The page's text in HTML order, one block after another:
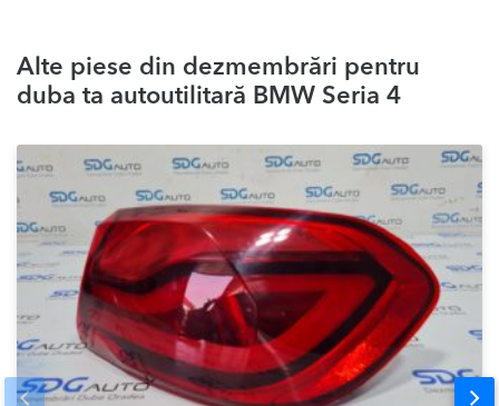
Alte piese din dezmembrări pentru
duba ta autoutilitară BMW Seria 4
Prev